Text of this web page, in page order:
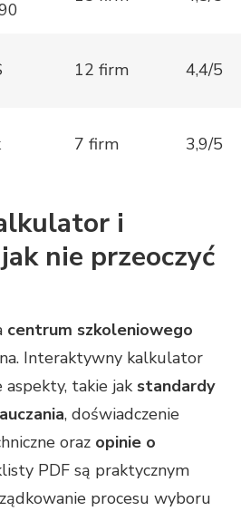
12 firm 4,4/5
7 firm 3,9/5
i
nie przeoczyć
centrum szkoleniowego
Interaktywny kalkulator
takie jak standardy
, doświadczenie
oraz opinie o
PDF są praktycznym
procesu wyboru